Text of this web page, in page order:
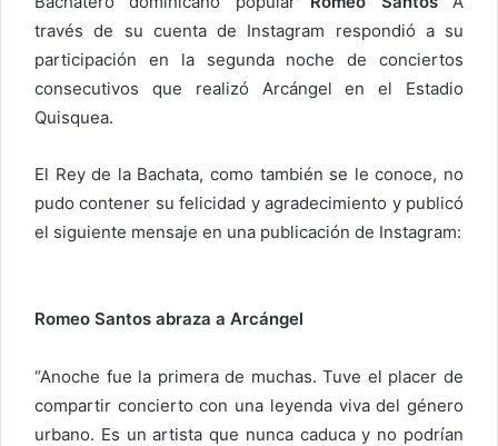
r
u
n
c
e
e
c
r
ó
n
través de su cuenta de Instagram respondió a su
participación en la segunda noche de conciertos
consecutivos que realizó Arcángel en el Estadio
Quisquea.
El Rey de la Bachata, como también se le conoce, no
pudo contener su felicidad y agradecimiento y publicó
el siguiente mensaje en una publicación de Instagram:
Romeo Santos abraza a Arcángel
“Anoche fue la primera de muchas. Tuve el placer de
compartir concierto con una leyenda viva del género
urbano. Es un artista que nunca caduca y no podrían